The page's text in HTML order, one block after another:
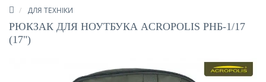
ДЛЯ ТЕХНІКИ
РЮКЗАК ДЛЯ НОУТБУКА ACROPOLIS РНБ-1/17
(17")